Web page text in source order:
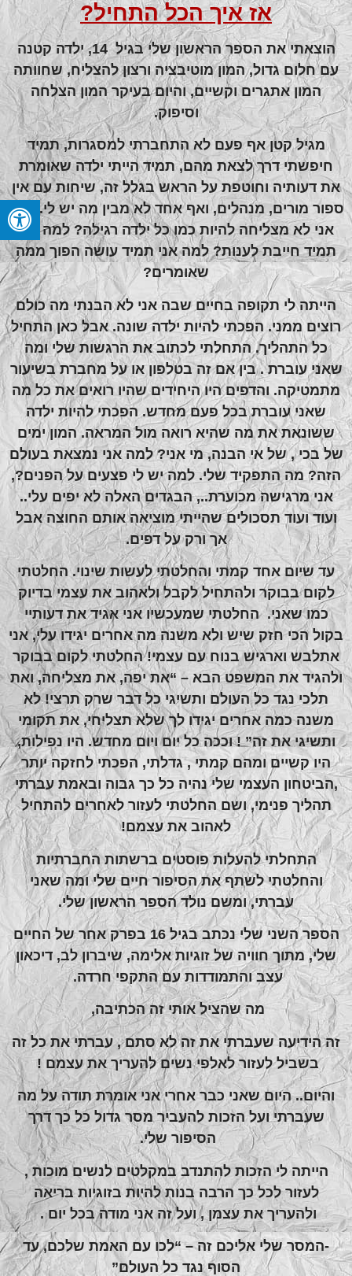
אז איך הכל התחיל?
הוצאתי את הספר הראשון שלי בגיל 14, ילדה קטנה
עם חלום גדול, המון מוטיבציה ורצון להצליח, שחוותה
המון אתגרים וקשיים, והיום בעיקר המון הצלחה
וסיפוק.
מגיל קטן אף פעם לא התחברתי למסגרות, תמיד
חיפשתי דרך לצאת מהם, תמיד הייתי ילדה שאומרת
את דעותיה וחוטפת על הראש בגלל זה, שיחות עם אין
ספור מורים, מנהלים, ואף אחד לא מבין מה יש לי. למה
אני לא מצליחה להיות כמו כל ילדה רגילה? למה אני
תמיד חייבת לענות? למה אני תמיד עושה הפוך ממה
שאומרים?
הייתה לי תקופה בחיים שבה אני לא הבנתי מה כולם
רוצים ממני. הפכתי להיות ילדה שונה. אבל כאן התחיל
כל התהליך. התחלתי לכתוב את הרגשות שלי ומה
שאני עוברת . בין אם זה בטלפון או על מחברת בשיעור
מתמטיקה. והדפים היו היחידים שהיו רואים את כל מה
שאני עוברת בכל פעם מחדש. הפכתי להיות ילדה
ששונאת את מה שהיא רואה מול המראה. המון ימים
של בכי , של אי הבנה, מי אני? למה אני נמצאת בעולם
הזה? מה התפקיד שלי. למה יש לי פצעים על הפנים?,
אני מרגישה מכוערת.., הבגדים האלה לא יפים עלי..
ועוד ועוד תסכולים שהייתי מוציאה אותם החוצה אבל
אך ורק על דפים.
עד שיום אחד קמתי והחלטתי לעשות שינוי. החלטתי
לקום בבוקר ולהתחיל לקבל ולאהוב את עצמי בדיוק
כמו שאני. החלטתי שמעכשיו אני אגיד את דעותיי
בקול הכי חזק שיש ולא משנה מה אחרים יגידו עלי, אני
אתלבש וארגיש בנוח עם עצמי! החלטתי לקום בבוקר
ולהגיד את המשפט הבא – “את יפה, את מצליחה, ואת
תלכי נגד כל העולם ותשיגי כל דבר שרק תרצי! לא
משנה כמה אחרים יגידו לך שלא תצליחי, את תקומי
ותשיגי את זה” ! וככה כל יום ויום מחדש. היו נפילות,
היו קשיים ומהם קמתי , גדלתי, הפכתי לחזקה יותר
,הביטחון העצמי שלי נהיה כל כך גבוה ובאמת עברתי
תהליך פנימי, ושם החלטתי לעזור לאחרים להתחיל
לאהוב את עצמם!
התחלתי להעלות פוסטים ברשתות החברתיות
והחלטתי לשתף את הסיפור חיים שלי ומה שאני
עברתי, ומשם נולד הספר הראשון שלי.
הספר השני שלי נכתב בגיל 16 בפרק אחר של החיים
שלי, מתוך חוויה של זוגיות אלימה, שיברון לב, דיכאון
עצב והתמודדות עם התקפי חרדה.
מה שהציל אותי זה הכתיבה,
זה הידיעה שעברתי את זה לא סתם , עברתי את כל זה
בשביל לעזור לאלפי נשים להעריך את עצמם !
והיום.. היום שאני כבר אחרי אני אומרת תודה על מה
שעברתי ועל הזכות להעביר מסר גדול כל כך דרך
הסיפור שלי.
הייתה לי הזכות להתנדב במקלטים לנשים מוכות ,
לעזור לכל כך הרבה בנות להיות בזוגיות בריאה
ולהעריך את עצמן , ועל זה אני מודה בכל יום .
-המסר שלי אליכם זה – “לכו עם האמת שלכם, עד
הסוף נגד כל העולם”